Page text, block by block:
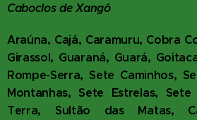
Caboclos de Xangô
Araúna, Cajá, Caramuru, Cobra
Girassol, Guaraná, Guará,
Rompe-Serra, Sete Caminhos,
Montanhas, Sete Estrelas,
Terra, Sultão das Matas,